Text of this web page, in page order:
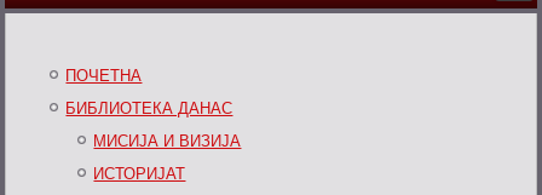
ПОЧЕТНА
БИБЛИОТЕКА ДАНАС
МИСИЈА И ВИЗИЈА
ИСТОРИЈАТ